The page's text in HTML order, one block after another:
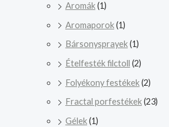
Aromák(1)
Aromaporok(1)
Bársonysprayek(1)
Ételfesték filctoll (2)
Folyékony festékek(2)
Fractal porfestékek(23)
Gélek(1)